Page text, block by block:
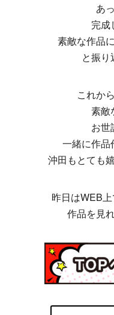
あ
完成
素敵な作品
と振り
これか
素敵
お世
一緒に作品
沖田もとても
昨日はWEB上
作品を見